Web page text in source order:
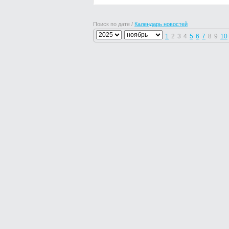
Поиск по дате / Календарь новостей
1 2 3 4 5 6 7 8 9 10